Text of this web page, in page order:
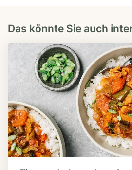
Das könnte Sie auch